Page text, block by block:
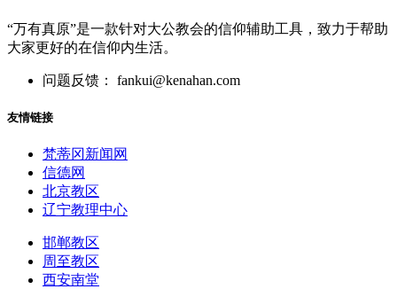
“万有真原”是一款针对大公教会的信仰辅助工具，致力于帮助
大家更好的在信仰内生活。
问题反馈： fankui@kenahan.com
友情链接
梵蒂冈新闻网
信德网
北京教区
辽宁教理中心
邯郸教区
周至教区
西安南堂